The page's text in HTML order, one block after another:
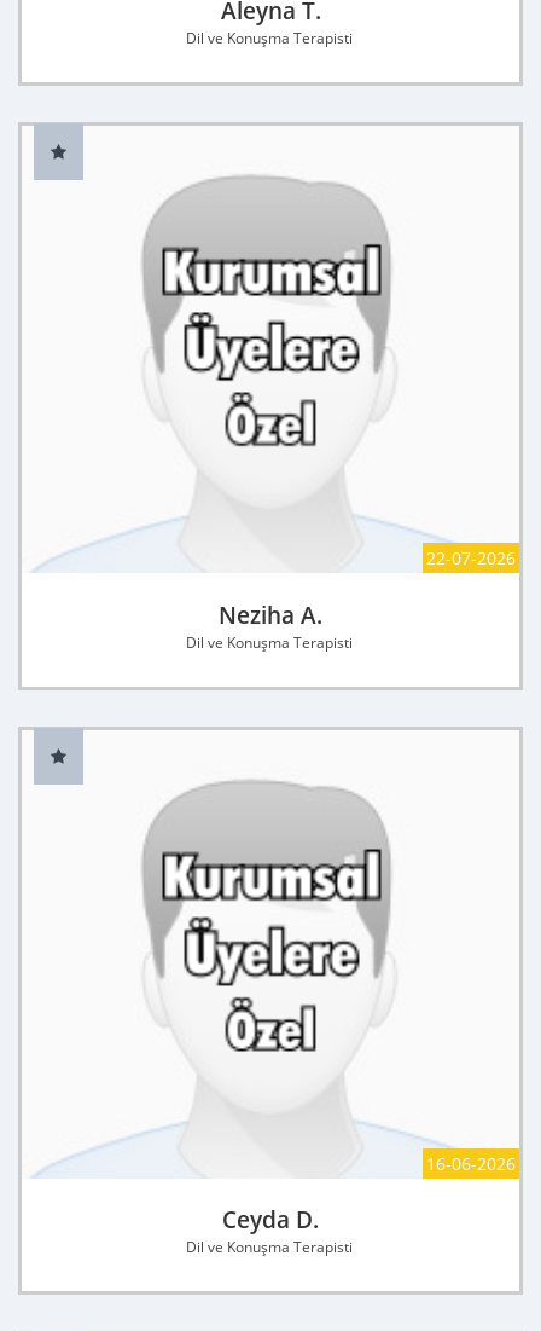
Aleyna T.
Dil ve Konuşma Terapisti
22-07-2026
Neziha A.
Dil ve Konuşma Terapisti
16-06-2026
Ceyda D.
Dil ve Konuşma Terapisti